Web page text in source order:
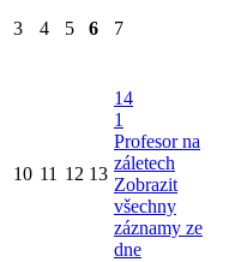
3 4 5 6 7
10 11 12 13
14
1
Profesor na
záletech
Zobrazit
všechny
záznamy ze
dne